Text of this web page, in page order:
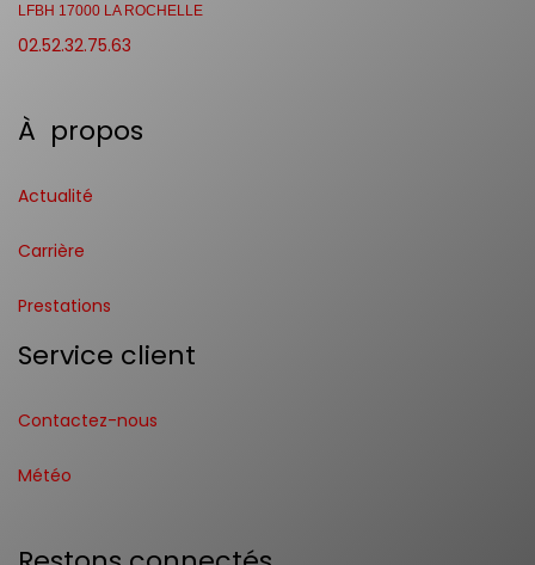
LFBH 17000 LA ROCHELLE
02.52.32.75.63
À propos
Actualité
Carrière
Prestations
Service client
Contactez-nous
Météo